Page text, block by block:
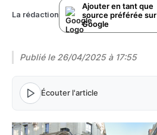
La rédaction
Ajouter en tant que
source préférée sur
Google
Publié le 26/04/2025 à 17:55
Écouter l'article